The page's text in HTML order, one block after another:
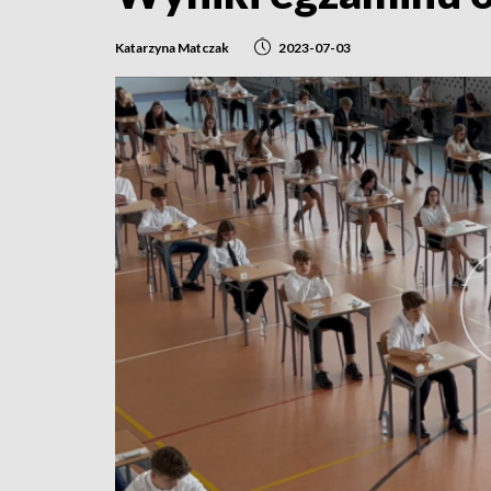
Katarzyna Matczak 2023-07-03